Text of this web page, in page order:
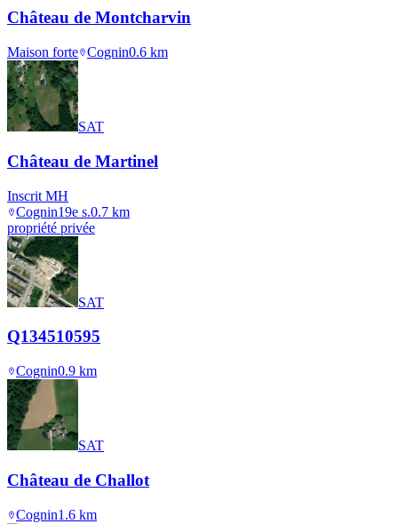
Château de Montcharvin
Maison forte Cognin0.6 km
SAT
Château de Martinel
Inscrit MH
Cognin19e s.0.7 km
propriété privée
SAT
Q134510595
Cognin0.9 km
SAT
Château de Challot
Cognin1.6 km